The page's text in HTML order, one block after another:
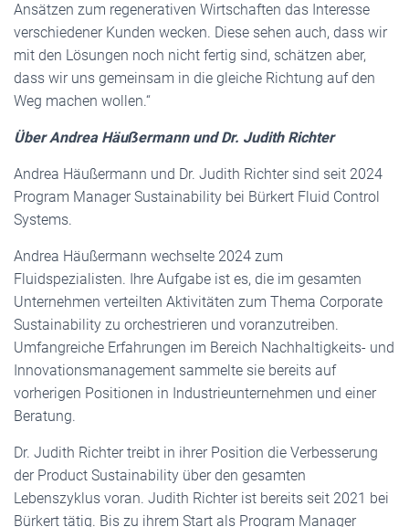
Ansätzen zum regenerativen Wirtschaften das Interesse
verschiedener Kunden wecken. Diese sehen auch, dass wir
mit den Lösungen noch nicht fertig sind, schätzen aber,
dass wir uns gemeinsam in die gleiche Richtung auf den
Weg machen wollen.“
Über Andrea Häuẞermann und Dr. Judith Richter
Andrea Häußermann und Dr. Judith Richter sind seit 2024
Program Manager Sustainability bei Bürkert Fluid Control
Systems.
Andrea Häußermann wechselte 2024 zum
Fluidspezialisten. Ihre Aufgabe ist es, die im gesamten
Unternehmen verteilten Aktivitäten zum Thema Corporate
Sustainability zu orchestrieren und voranzutreiben.
Umfangreiche Erfahrungen im Bereich Nachhaltigkeits- und
Innovationsmanagement sammelte sie bereits auf
vorherigen Positionen in Industrieunternehmen und einer
Beratung.
Dr. Judith Richter treibt in ihrer Position die Verbesserung
der Product Sustainability über den gesamten
Lebenszyklus voran. Judith Richter ist bereits seit 2021 bei
Bürkert tätig. Bis zu ihrem Start als Program Manager